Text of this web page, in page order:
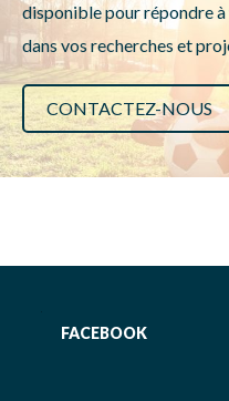
disponible pour répondre
dans vos recherches et
CONTACTEZ-NOUS
FACEBOOK